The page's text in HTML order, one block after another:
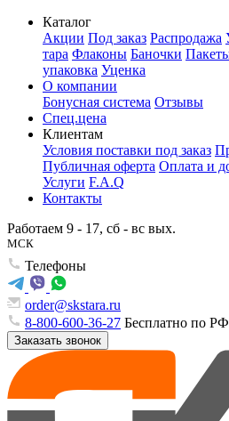
Каталог
Акции Под заказ Распродажа
тара Флаконы Баночки
упаковка Уценка
О компании
Бонусная система Отзывы
Спец.цена
Клиентам
Условия поставки под заказ
Публичная оферта Оплата и
Услуги F.A.Q
Контакты
Работаем 9 - 17, сб - вс вых.
МСК
Телефоны
order@skstara.ru
8-800-600-36-27 Бесплатно по РФ
Заказать звонок